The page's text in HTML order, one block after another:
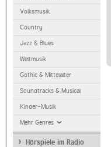
Volksmusik
Country
Jazz & Blues
Weltmusik
Gothic & Mittelalter
Soundtracks & Musical
Kinder-Musik
Mehr Genres
Hörspiele im Radio